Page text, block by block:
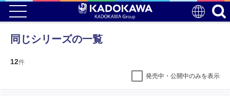
同じシリーズの一覧
12件
発売中・公開中のみを表示